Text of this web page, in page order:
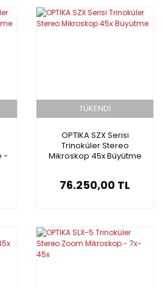
-
TÜKENDİ
OPTIKA SZX Serisi
Trinoküler Stereo
Mikroskop 45x Büyütme
76.250,00 TL